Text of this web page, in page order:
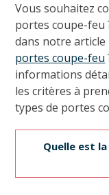
Vous souhaitez
portes coupe-feu
dans notre
portes coupe-feu
informations
les critères à
types de portes
Quelle est